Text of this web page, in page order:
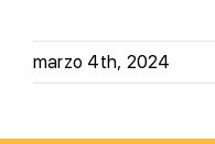
marzo 4th, 2024